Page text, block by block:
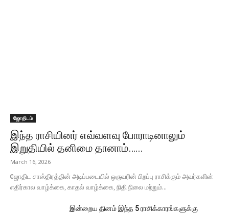
ஜோதிடம்
இந்த ராசியினர் எவ்வளவு போராடினாலும்
இறுதியில் தனிமை தானாம்…...
March 16, 2026
ஜோதிட சாஸ்திரத்தின் அடிப்படையில் ஒருவரின் பிறப்பு ராசிக்கும் அவர்களின்
எதிர்கால வாழ்க்கை, காதல் வாழ்க்கை, நிதி நிலை மற்றும்...
இன்றைய தினம் இந்த 5 ராசிக்காரங்களுக்கு